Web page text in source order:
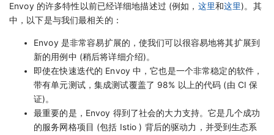
Envoy 的许多特性以前已经详细地描述过 (例如， 这里和这里)。其
中，以下是与我们最相关的：
Envoy 是非常容易扩展的，使我们可以很容易地将其扩展到
新的用例中 (稍后将详细介绍)。
即使在快速迭代的 Envoy 中，它也是一个非常稳定的软件，
带有单元测试，集成测试覆盖了 98% 以上的代码 (由 CI 保
证)。
最重要的是，Envoy 得到了社会的大力支持。它是几个成功
的服务网格项目 (包括 Istio ) 背后的驱动力，并受到生态系